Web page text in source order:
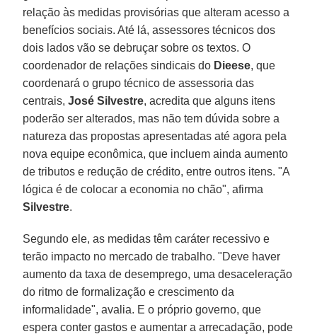
relação às medidas provisórias que alteram acesso a
benefícios sociais. Até lá, assessores técnicos dos
dois lados vão se debruçar sobre os textos. O
coordenador de relações sindicais do Dieese, que
coordenará o grupo técnico de assessoria das
centrais,José Silvestre, acredita que alguns itens
poderão ser alterados, mas não tem dúvida sobre a
natureza das propostas apresentadas até agora pela
nova equipe econômica, que incluem ainda aumento
de tributos e redução de crédito, entre outros itens. "A
lógica é de colocar a economia no chão", afirma
Silvestre.
Segundo ele, as medidas têm caráter recessivo e
terão impacto no mercado de trabalho. "Deve haver
aumento da taxa de desemprego, uma desaceleração
do ritmo de formalização e crescimento da
informalidade", avalia. E o próprio governo, que
espera conter gastos e aumentar a arrecadação, pode